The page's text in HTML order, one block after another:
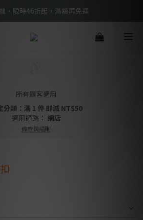
惠滿額現折再送好禮 → 手刀下單
．限時46折起，滿額再免運
惠滿額現折再送好禮 → 手刀下單
所有顧客適用
分類：滿 1 件 即減 NT$50
適用通路： 網店
條款與細則